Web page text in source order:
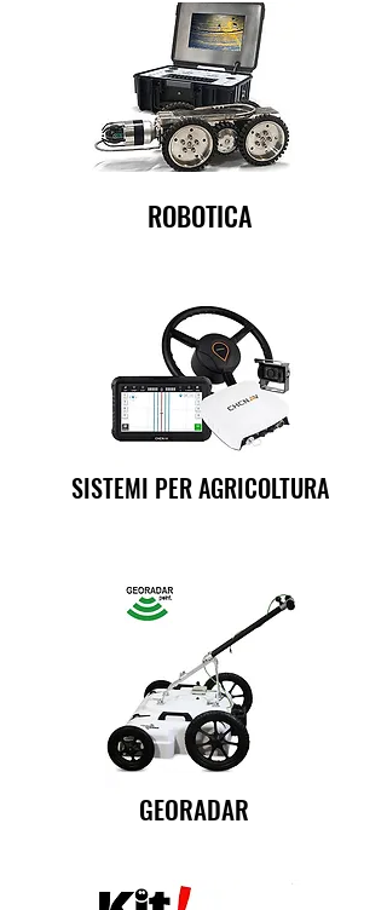
ROBOTICA
SISTEMI PER AGRICOLTURA
GEORADAR